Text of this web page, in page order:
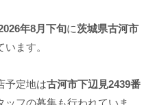
年8月下旬に茨城県古河市
ます。
予定地は古河市下辺見2439番